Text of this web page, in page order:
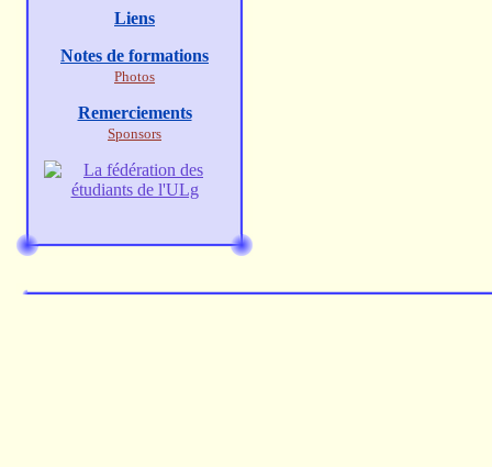
Liens
Notes de formations
Photos
Remerciements
Sponsors